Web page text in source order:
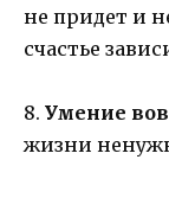
не придет и
счастье
8. Умение
жизни